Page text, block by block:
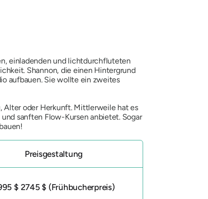
einladenden und lichtdurchfluteten
Shannon, die einen Hintergrund
aufbauen. Sie wollte ein zweites
Alter oder Herkunft. Mittlerweile hat es
sanften Flow-Kursen anbietet. Sogar
Preisgestaltung
$ 2745 $ (Frühbucherpreis)